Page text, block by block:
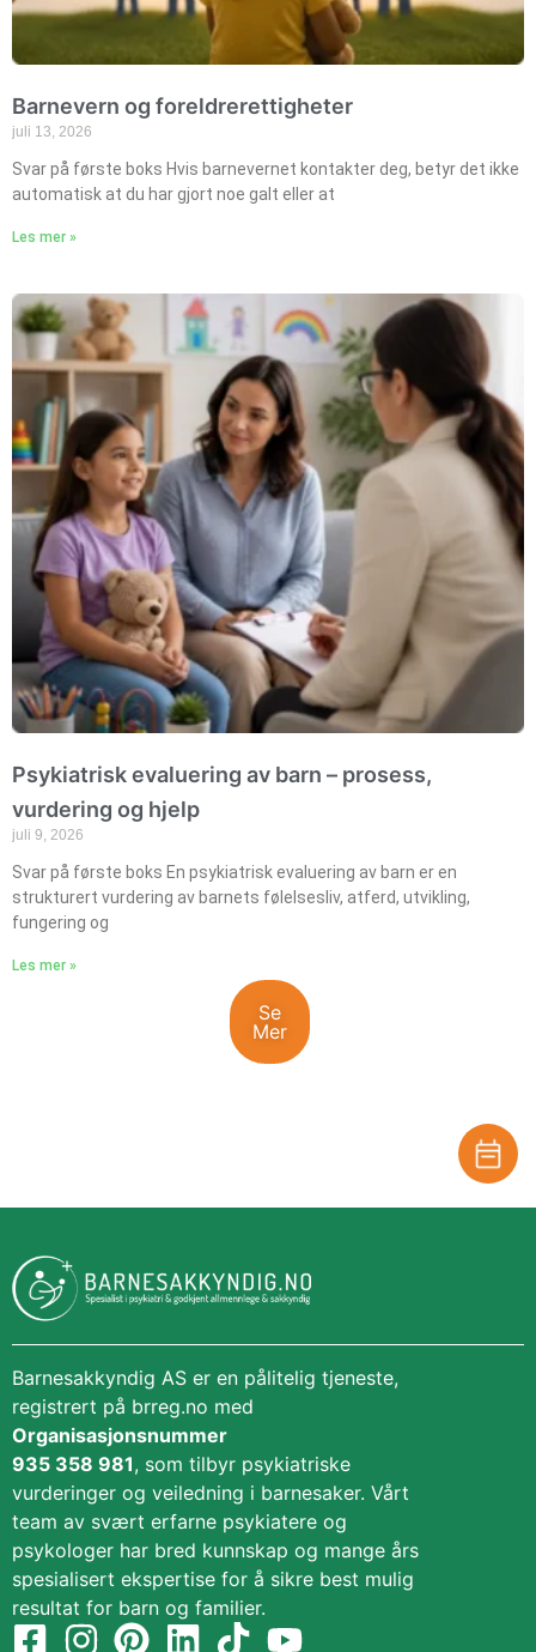
Barnevern og foreldrerettigheter
juli 13, 2026
Svar på første boks Hvis barnevernet kontakter deg, betyr det ikke
automatisk at du har gjort noe galt eller at
Les mer »
Psykiatrisk evaluering av barn – prosess,
vurdering og hjelp
juli 9, 2026
Svar på første boks En psykiatrisk evaluering av barn er en
strukturert vurdering av barnets følelsesliv, atferd, utvikling,
fungering og
Les mer »
Se
Mer
Barnesakkyndig AS er en pålitelig tjeneste,
registrert på brreg.no med
Organisasjonsnummer
935 358 981, som tilbyr psykiatriske
vurderinger og veiledning i barnesaker. Vårt
team av svært erfarne psykiatere og
psykologer har bred kunnskap og mange års
spesialisert ekspertise for å sikre best mulig
resultat for barn og familier.
For å gi best mulig opplevelse bruker vi
informasjonskapsler for å lagre eller få tilgang til
enhetsdata. Å nekte samtykke kan begrense enkelte
Nødvendig
Preferanser
Statistikk
Markedsføring